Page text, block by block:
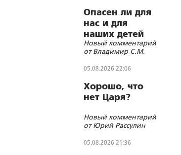
Опасен ли для
нас и для
наших детей
«бегущий
гуру»?
Новый комментарий
от Владимир С.М.
05.08.2026 22:06
Хорошо, что
нет Царя?
Новый комментарий
от Юрий Рассулин
05.08.2026 21:36